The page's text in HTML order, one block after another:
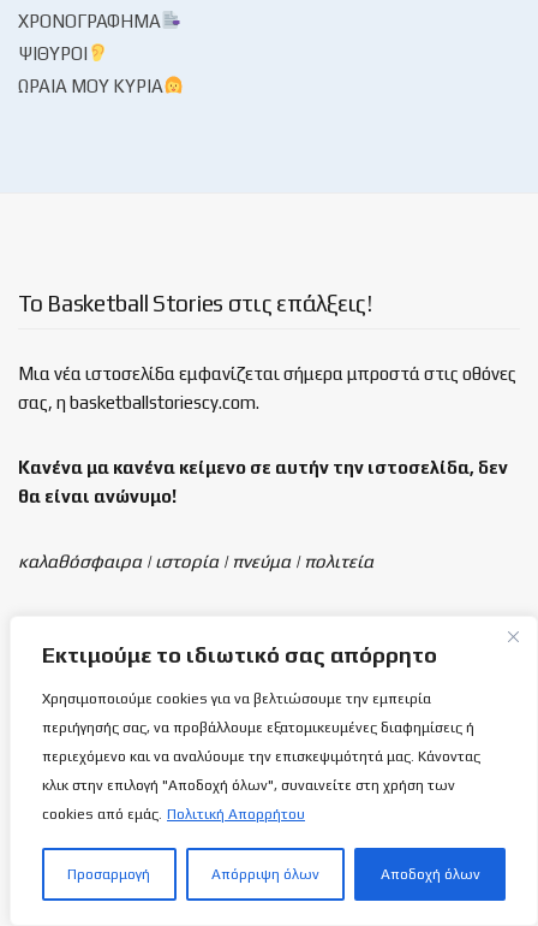
Εκτιμούμε το ιδιωτικό σας απόρρητο
Χρησιμοποιούμε cookies για να βελτιώσουμε την εμπειρία
περιήγησής σας, να προβάλλουμε εξατομικευμένες διαφημίσεις ή
περιεχόμενο και να αναλύουμε την επισκεψιμότητά μας. Κάνοντας
κλικ στην επιλογή "Αποδοχή όλων", συναινείτε στη χρήση των
cookies από εμάς. Πολιτική Απορρήτου
Προσαρμογή Απόρριψη όλων Αποδοχή όλων
ΧΡΟΝΟΓΡΆΦΗΜΑ
ΨΊΘΥΡΟΙ
ΩΡΑΊΑ ΜΟΥ ΚΥΡΊΑ
Το Basketball Stories στις επάλξεις!
Μια νέα ιστοσελίδα εμφανίζεται σήμερα μπροστά στις οθόνες
σας, η basketballstoriescy.com.
Κανένα μα κανένα κείμενο σε αυτήν την ιστοσελίδα, δεν
θα είναι ανώνυμο!
καλαθόσφαιρα | ιστορία | πνεύμα | πολιτεία
⛹️Οι 50 και πλέον μπάλες στο σπίτι του
6 ΑΥΓΟΎΣΤΟΥ 2026
Είναι και κάποια περιστέρια που πετάνε
πάνω από τη Χιροσίμα και το Ναγκασάκι
(δυο τραγούδια αφιερωμένα)…
6 ΑΥΓΟΎΣΤΟΥ 2026